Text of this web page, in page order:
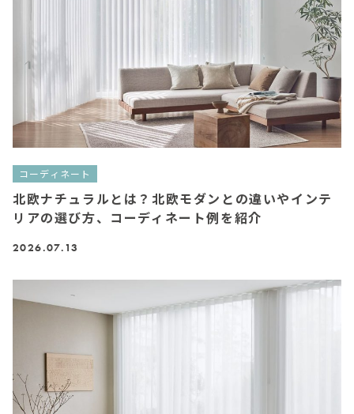
コーディネート
北欧ナチュラルとは？北欧モダンとの違いやインテ
リアの選び方、コーディネート例を紹介
2026.07.13